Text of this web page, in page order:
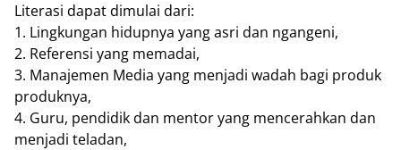
Literasi dapat dimulai dari:
1. Lingkungan hidupnya yang asri dan ngangeni,
2. Referensi yang memadai,
3. Manajemen Media yang menjadi wadah bagi produk
produknya,
4. Guru, pendidik dan mentor yang mencerahkan dan
menjadi teladan,